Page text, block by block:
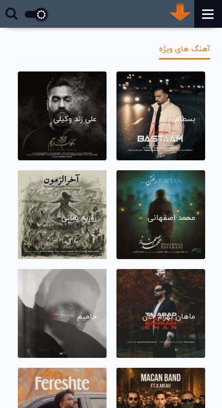
آهنگ های ویژه
بسطام علی زند وکیلی
محمد اصفهانی روزبه بمانی
ماهان بهرام خان حامیم